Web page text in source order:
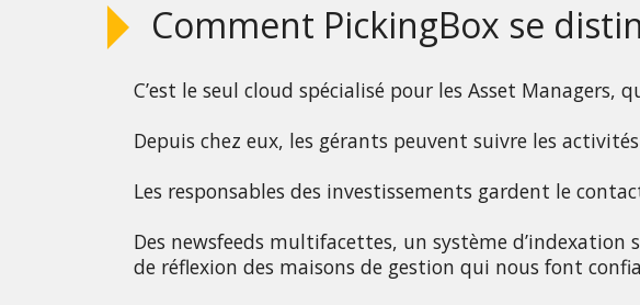
Comment PickingBox se
C’est le seul cloud spécialisé pour les Asset
Depuis chez eux, les gérants peuvent suivre les
Les responsables des investissements gardent le
Des newsfeeds multifacettes, un système
de réflexion des maisons de gestion qui nous font